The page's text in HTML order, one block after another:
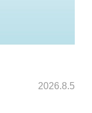
2026.8.5